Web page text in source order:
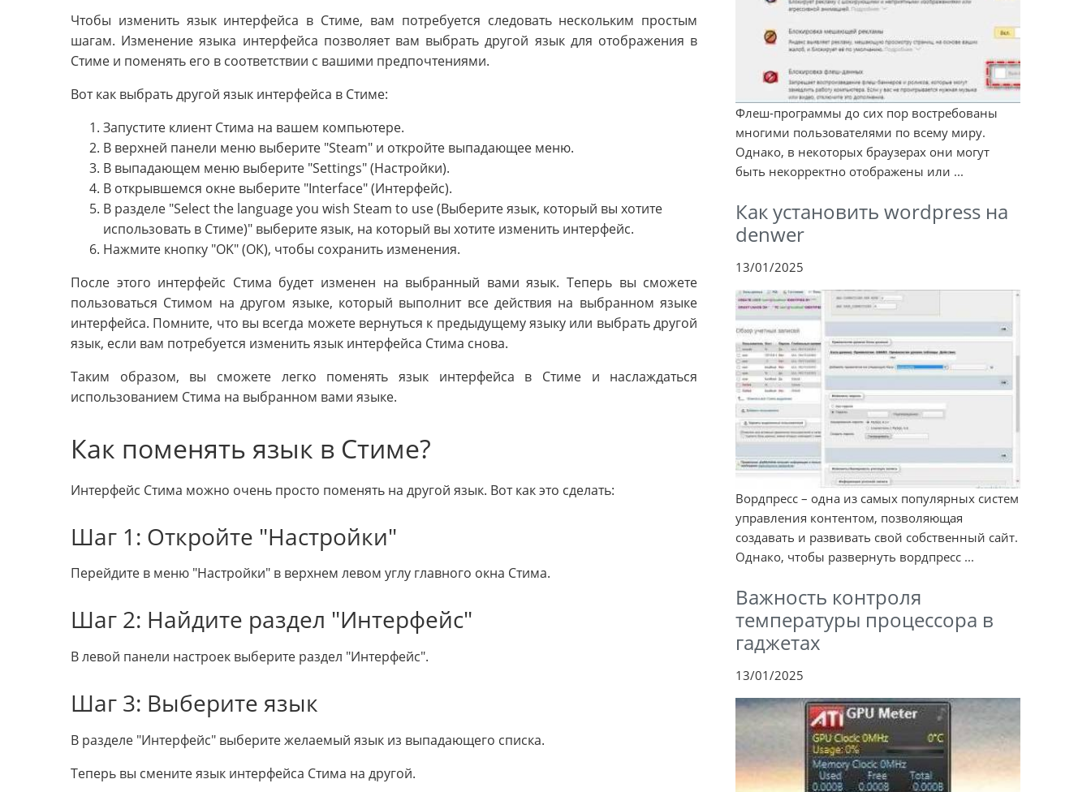
Чтобы изменить язык интерфейса в Стиме, вам потребуется следовать нескольким простым
шагам. Изменение языка интерфейса позволяет вам выбрать другой язык для отображения в
Стиме и поменять его в соответствии с вашими предпочтениями.
Вот как выбрать другой язык интерфейса в Стиме:
Запустите клиент Стима на вашем компьютере.
В верхней панели меню выберите "Steam" и откройте выпадающее меню.
В выпадающем меню выберите "Settings" (Настройки).
В открывшемся окне выберите "Interface" (Интерфейс).
В разделе "Select the language you wish Steam to use (Выберите язык, который вы хотите
использовать в Стиме)" выберите язык, на который вы хотите изменить интерфейс.
Нажмите кнопку "OK" (ОК), чтобы сохранить изменения.
После этого интерфейс Стима будет изменен на выбранный вами язык. Теперь вы сможете
пользоваться Стимом на другом языке, который выполнит все действия на выбранном языке
интерфейса. Помните, что вы всегда можете вернуться к предыдущему языку или выбрать другой
язык, если вам потребуется изменить язык интерфейса Стима снова.
Таким образом, вы сможете легко поменять язык интерфейса в Стиме и наслаждаться
использованием Стима на выбранном вами языке.
Как поменять язык в Стиме?
Интерфейс Стима можно очень просто поменять на другой язык. Вот как это сделать:
Шаг 1: Откройте "Настройки"
Перейдите в меню "Настройки" в верхнем левом углу главного окна Стима.
Шаг 2: Найдите раздел "Интерфейс"
В левой панели настроек выберите раздел "Интерфейс".
Шаг 3: Выберите язык
В разделе "Интерфейс" выберите желаемый язык из выпадающего списка.
Теперь вы смените язык интерфейса Стима на другой.
Флеш-программы до сих пор востребованы
многими пользователями по всему миру.
Однако, в некоторых браузерах они могут
быть некорректно отображены или ...
Как установить wordpress на
denwer
13/01/2025
Вордпресс – одна из самых популярных систем
управления контентом, позволяющая
создавать и развивать свой собственный сайт.
Однако, чтобы развернуть вордпресс ...
Важность контроля
температуры процессора в
гаджетах
13/01/2025